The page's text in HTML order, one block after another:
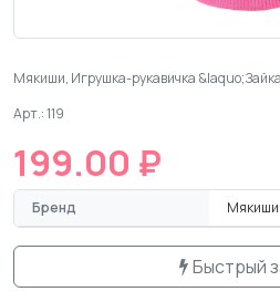
Мякиши, Игрушка-рукавичка
Арт.: 119
199.00 ₽
Бренд Мякиши
Быстрый